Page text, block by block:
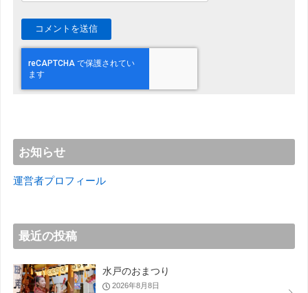
お知らせ
運営者プロフィール
最近の投稿
水戸のおまつり
2026年8月8日